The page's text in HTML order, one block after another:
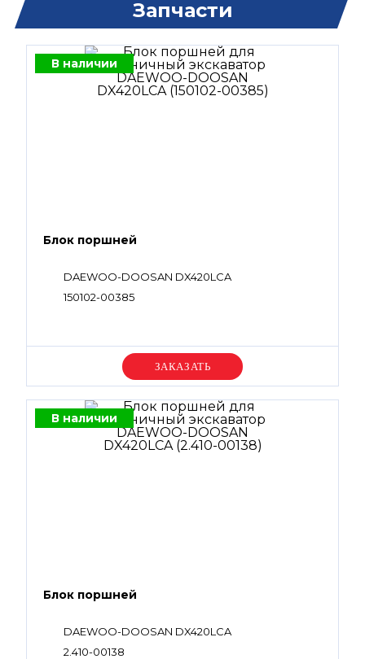
Запчасти
В наличии
Блок поршней
DAEWOO-DOOSAN DX420LCA
150102-00385
Уточняйте цену
В наличии
Блок поршней
DAEWOO-DOOSAN DX420LCA
2.410-00138